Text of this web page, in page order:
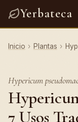
Yerbateca
Inicio › Plantas ›
Hypericum
7 Usos